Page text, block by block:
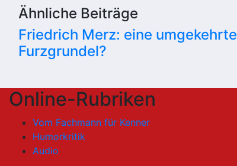
Ähnliche Beiträge
Friedrich Merz: eine umgekehrte
Furzgrundel?
Online-Rubriken
Vom Fachmann für Kenner
Humorkritik
Audio